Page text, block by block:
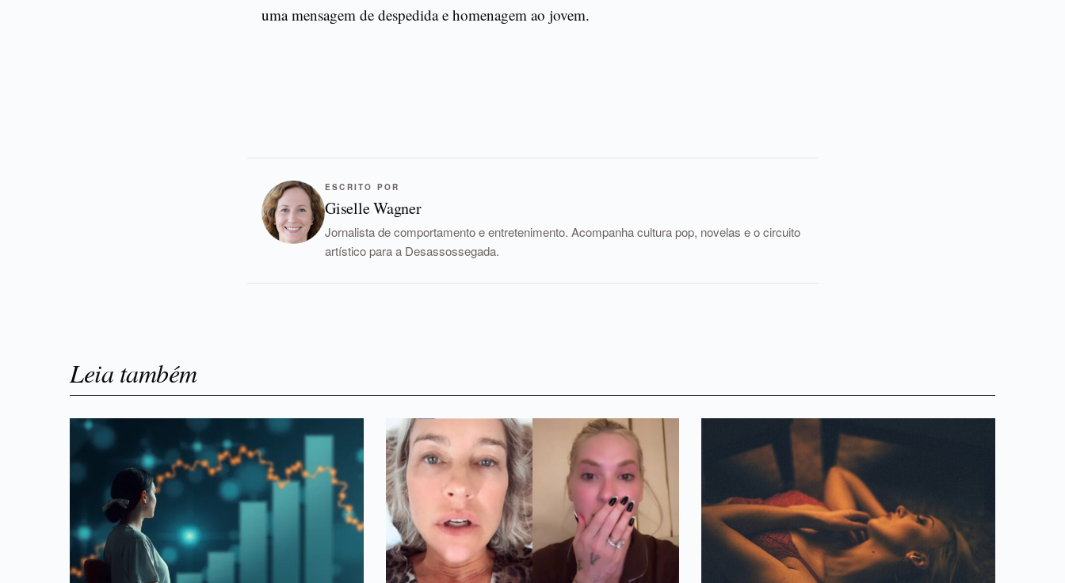
uma mensagem de despedida e homenagem ao jovem.
ESCRITO POR
Giselle Wagner
Jornalista de comportamento e entretenimento. Acompanha cultura pop, novelas e o circuito
artístico para a Desassossegada.
Leia também